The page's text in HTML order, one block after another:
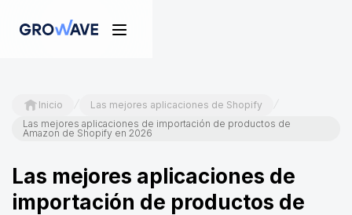
Inicio / Las mejores aplicaciones de Shopify /
Las mejores aplicaciones de importación de productos de
Amazon de Shopify en 2026
Las mejores aplicaciones de
importación de productos de